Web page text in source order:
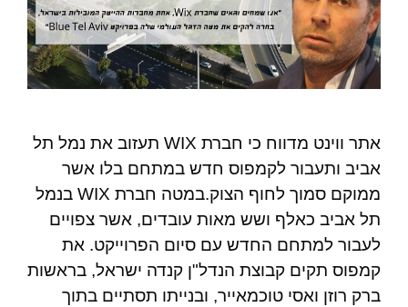
אתר ווינט מדווח כי חברת WIX תעזוב את נמל תל
אביב ותעבור לקמפוס חדש במתחם בלו אשר
ממוקם סמוך לחוף הצוק.במטה חברת WIX בנמל
תל אביב כאלף ושש מאות עובדים, אשר צפויים
לעבור למתחם החדש עם סיום הפרוייקט. את
קמפוס תקים קבוצת הנדל"ן קנדה ישראל, בראשות
ברק רוזן ואסי טוכמאייר, ובנייתו תסתיים בתוך